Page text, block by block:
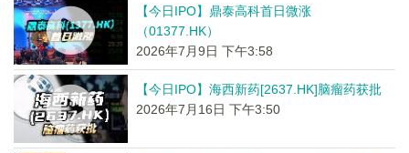
【今日IPO】鼎泰高科首日微涨
（01377.HK）
2026年7月9日 下午3:58
【今日IPO】海西新药[2637.HK]脑瘤药获批
2026年7月16日 下午3:50